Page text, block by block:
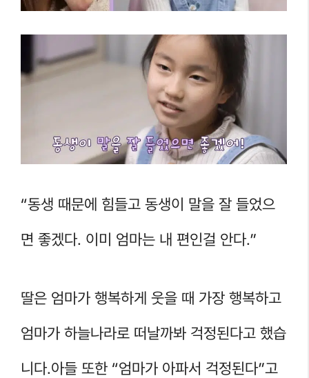
“동생 때문에 힘들고 동생이 말을 잘 들었으
면 좋겠다. 이미 엄마는 내 편인걸 안다.”
딸은 엄마가 행복하게 웃을 때 가장 행복하고
엄마가 하늘나라로 떠날까봐 걱정된다고 했습
니다.아들 또한 “엄마가 아파서 걱정된다”고